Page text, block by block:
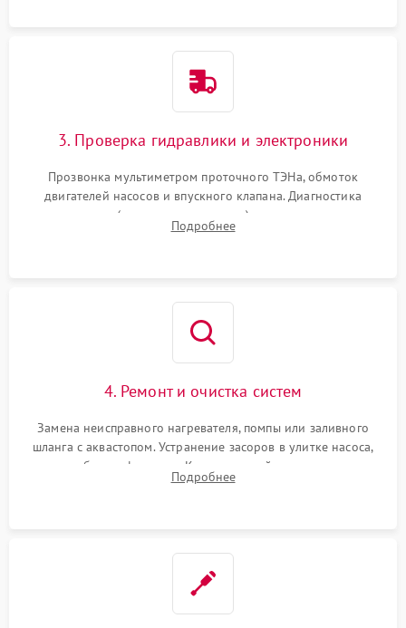
3. Проверка гидравлики и электроники
Прозвонка мультиметром проточного ТЭНа, обмоток
двигателей насосов и впускного клапана. Диагностика
прессостата (датчика уровня воды), датчика мутности,
концевика дверцы и электронного модуля управления.
Подробнее
4. Ремонт и очистка систем
Замена неисправного нагревателя, помпы или заливного
шланга с аквастопом. Устранение засоров в улитке насоса,
патрубках и фильтрах. Компонентный ремонт платы
управления, восстановление поврежденной проводки.
Подробнее